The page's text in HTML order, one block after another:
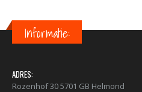
Informatie:
ADRES:
Rozenhof 30 5701 GB Helmond